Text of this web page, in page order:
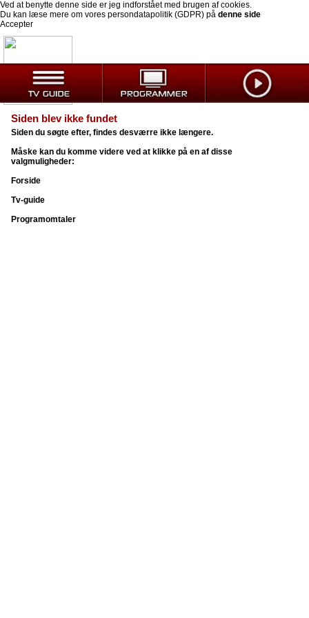
Ved at benytte denne side er jeg indforstået med brugen af cookies.
Du kan læse mere om vores persondatapolitik (GDPR) på denne side
Accepter
Siden blev ikke fundet
Siden du søgte efter, findes desværre ikke længere.
Måske kan du komme videre ved at klikke på en af disse
valgmuligheder:
Forside
Tv-guide
Programomtaler